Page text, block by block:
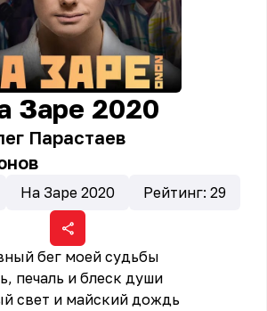
Заре 2020
Парастаев
На Заре 2020 Рейтинг: 29
бег моей судьбы
печаль и блеск души
свет и майский дождь